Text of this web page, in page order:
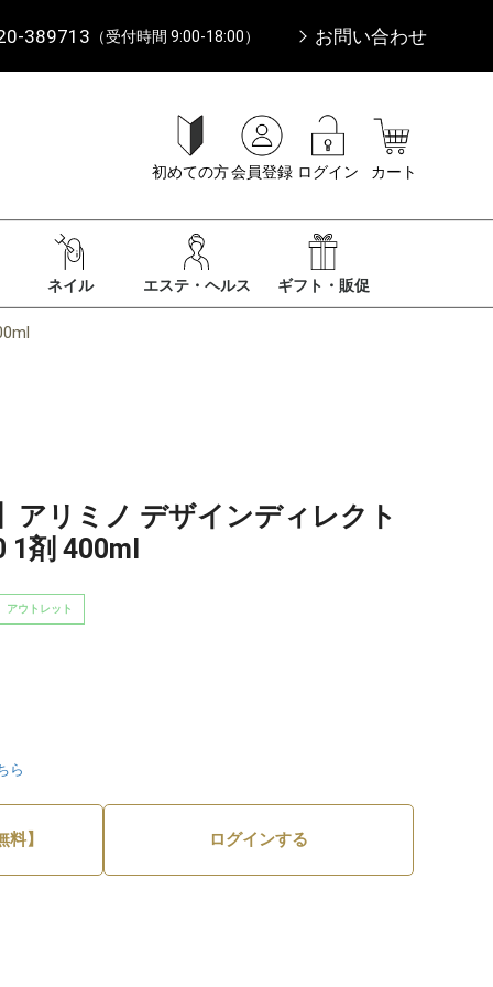
389713 （受付時間 9:00-18:00） お問い合わせ
初めての方会員登録 ログイン カート
ネイル エステ・ヘルス ギフト・販促
アリミノ デザインディレクト
剤 400ml
アウトレット
ら
】 ログインする